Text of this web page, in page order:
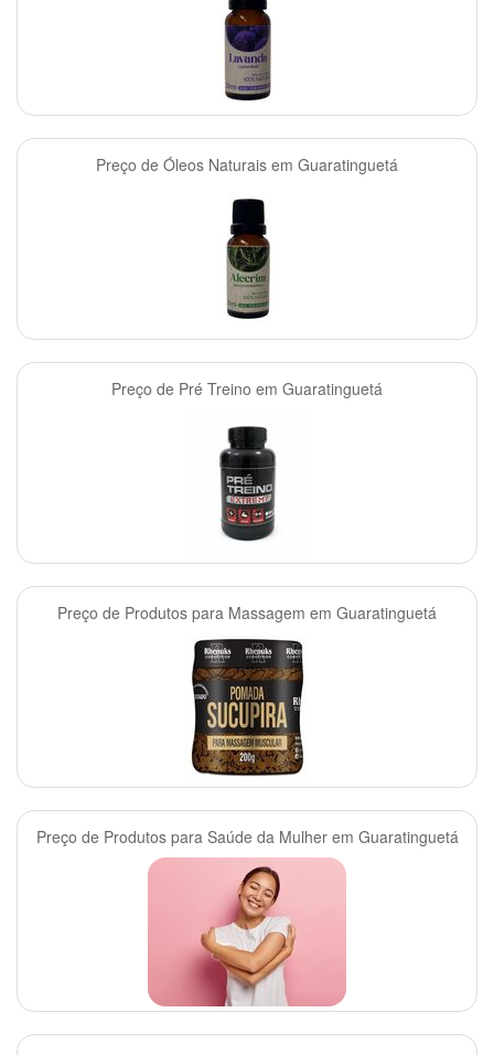
Preço de Óleos Naturais em Guaratinguetá
Preço de Pré Treino em Guaratinguetá
Preço de Produtos para Massagem em Guaratinguetá
Preço de Produtos para Saúde da Mulher em Guaratinguetá